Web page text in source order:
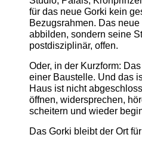
für das neue Gorki kein
Bezugsrahmen. Das
abbilden, sondern seine
postdisziplinär, offen.
Oder, in der Kurzform:
einer Baustelle. Und das
Haus ist nicht
öffnen, widersprechen,
scheitern und wieder
Das Gorki bleibt der Ort